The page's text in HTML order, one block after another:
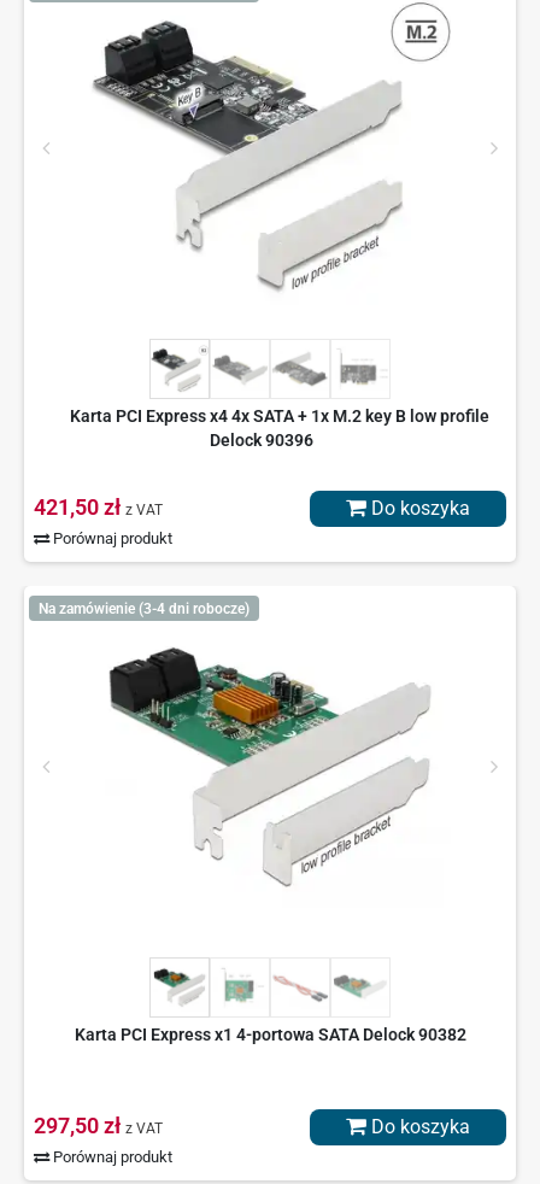
Karta PCI Express x4 4x SATA + 1x M.2 key B low profile
Delock 90396
421,50 zł z VAT
Porównaj produkt
Do koszyka
Na zamówienie (3-4 dni robocze)
Karta PCI Express x1 4-portowa SATA Delock 90382
297,50 zł z VAT
Porównaj produkt
Do koszyka